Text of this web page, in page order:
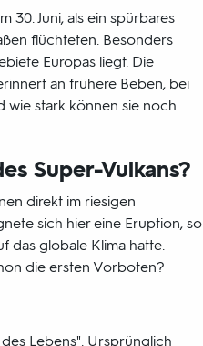
30. Juni, als ein spürbares
flüchteten. Besonders
Europas liegt. Die
an frühere Beben, bei
wie stark können sie noch
Super-Vulkans?
direkt im riesigen
sich hier eine Eruption, so
das globale Klima hatte.
die ersten Vorboten?
Lebens". Ursprünglich